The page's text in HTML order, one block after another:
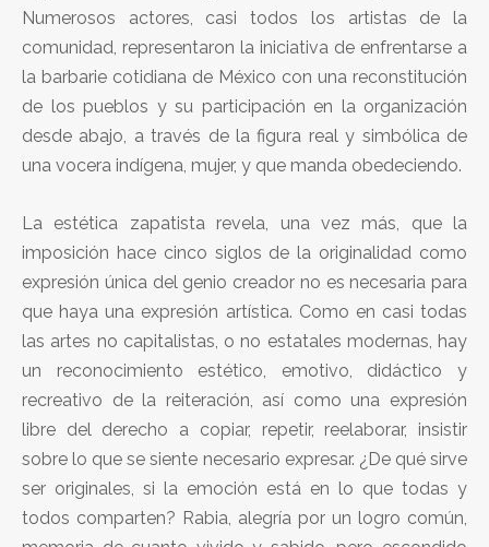
Numerosos actores, casi todos los artistas de la
comunidad, representaron la iniciativa de enfrentarse a
la barbarie cotidiana de México con una reconstitución
de los pueblos y su participación en la organización
desde abajo, a través de la figura real y simbólica de
una vocera indígena, mujer, y que manda obedeciendo.
La estética zapatista revela, una vez más, que la
imposición hace cinco siglos de la originalidad como
expresión única del genio creador no es necesaria para
que haya una expresión artística. Como en casi todas
las artes no capitalistas, o no estatales modernas, hay
un reconocimiento estético, emotivo, didáctico y
recreativo de la reiteración, así como una expresión
libre del derecho a copiar, repetir, reelaborar, insistir
sobre lo que se siente necesario expresar. ¿De qué sirve
ser originales, si la emoción está en lo que todas y
todos comparten? Rabia, alegría por un logro común,